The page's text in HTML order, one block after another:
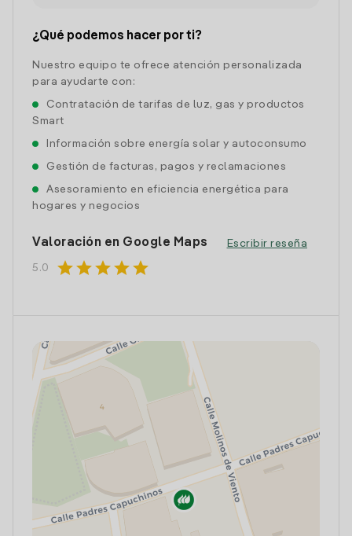
¿Qué podemos hacer por ti?
Nuestro equipo te ofrece atención personalizada
para ayudarte con:
Contratación de tarifas de luz, gas y productos
Smart
Información sobre energía solar y autoconsumo
Gestión de facturas, pagos y reclamaciones
Asesoramiento en eficiencia energética para
hogares y negocios
Valoración en Google Maps
5.0 starstarstarstarstar
Escribir reseña